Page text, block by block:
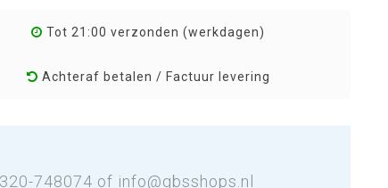
Tot 21:00 verzonden (werkdagen)
Achteraf betalen / Factuur levering
748074 of info@gbsshops.nl